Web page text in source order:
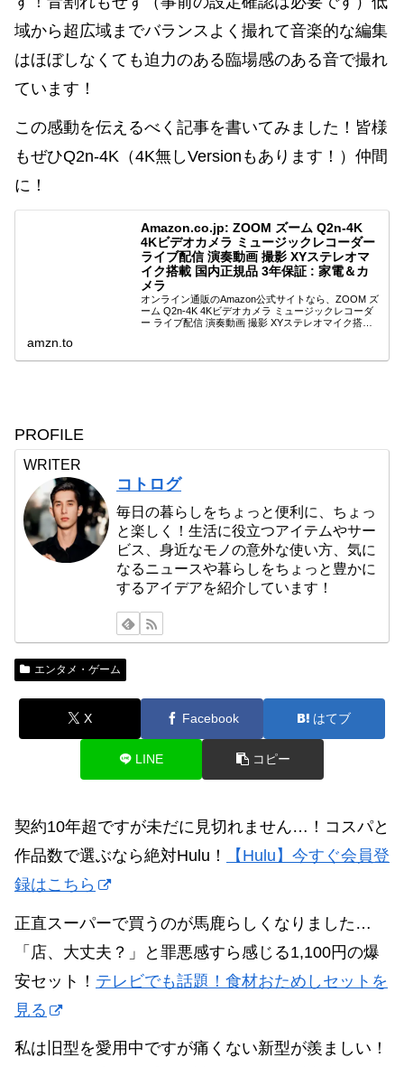
域から超広域までバランスよく撮れて音楽的な編集
はほぼしなくても迫力のある臨場感のある音で撮れ
ています！
この感動を伝えるべく記事を書いてみました！皆様
もぜひQ2n-4K（4K無しVersionもあります！）仲間
に！
Amazon.co.jp: ZOOM ズーム Q2n-4K
4Kビデオカメラ ミュージックレコーダー
ライブ配信 演奏動画 撮影 XYステレオマ
イク搭載 国内正規品 3年保証 : 家電＆カ
メラ
オンライン通販のAmazon公式サイトなら、ZOOM ズ
ーム Q2n-4K 4Kビデオカメラ ミュージックレコーダ
ー ライブ配信 演奏動画 撮影 XYステレオマイク搭載
amzn.to
PROFILE
WRITER
コトログ
毎日の暮らしをちょっと便利に、ちょっ
と楽しく！生活に役立つアイテムやサー
ビス、身近なモノの意外な使い方、気に
なるニュースや暮らしをちょっと豊かに
するアイデアを紹介しています！
エンタメ・ゲーム
X Facebook はてブ
LINE コピー
契約10年超ですが未だに見切れません…！コスパと
作品数で選ぶなら絶対Hulu！
【Hulu】今すぐ会員登
録はこちら
正直スーパーで買うのが馬鹿らしくなりました…
「店、大丈夫？」と罪悪感すら感じる1,100円の爆
安セット！ テレビでも話題！食材おためしセットを
見る
私は旧型を愛用中ですが痛くない新型が羨ましい！